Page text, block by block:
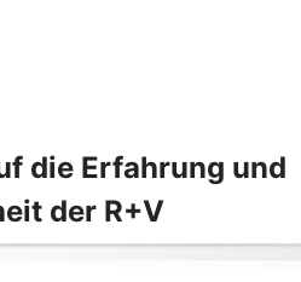
die Erfahrung und
der R+V